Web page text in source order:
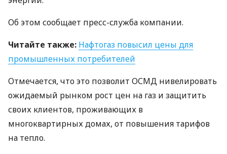
Об этом сообщает пресс-служба компании.
Читайте также: Нафтогаз повысил цены для
промышленных потребителей
Отмечается, что это позволит ОСМД нивелировать
ожидаемый рынком рост цен на газ и защитить
своих клиентов, проживающих в
многоквартирных домах, от повышения тарифов
на тепло.